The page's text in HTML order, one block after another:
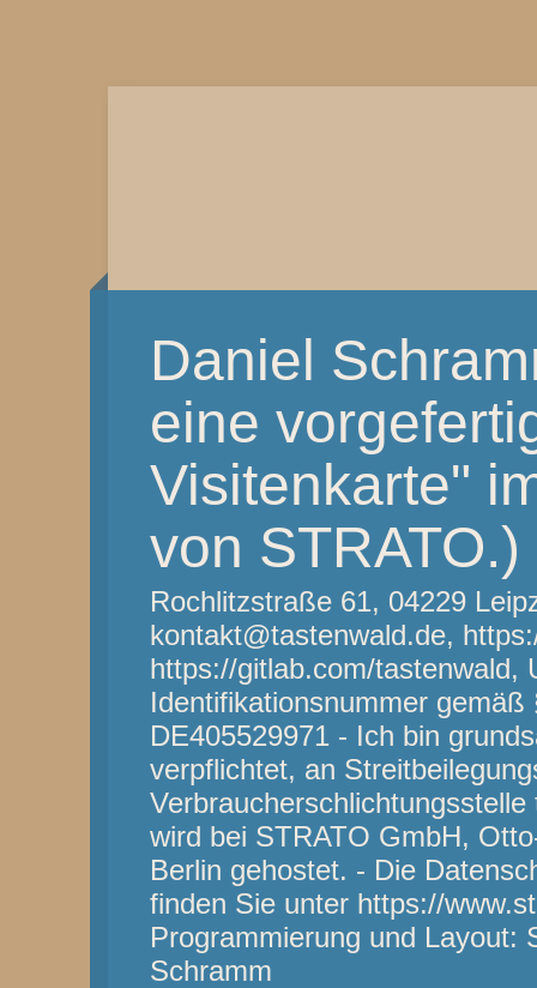
Daniel
eine
Visitenkarte"
von STRATO.)
Rochlitzstraße 61, 04229
kontakt@tastenwald.de,
https://gitlab.com/tastenwald,
Identifikationsnummer
DE405529971 - Ich bin
verpflichtet, an
wird bei STRATO GmbH,
Berlin gehostet. - Die
finden Sie unter https://
Programmierung und Layout:
Schramm